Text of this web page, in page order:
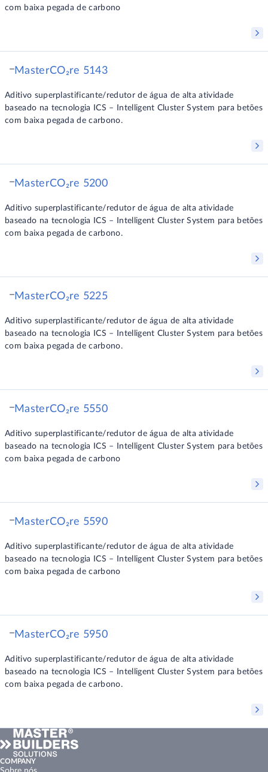
com baixa pegada de carbono
MasterCO₂re 5143
Aditivo superplastificante/redutor de água de alta atividade
baseado na tecnologia ICS – Intelligent Cluster System para betões
com baixa pegada de carbono.
MasterCO₂re 5200
Aditivo superplastificante/redutor de água de alta atividade
baseado na tecnologia ICS – Intelligent Cluster System para betões
com baixa pegada de carbono.
MasterCO₂re 5225
Aditivo superplastificante/redutor de água de alta atividade
baseado na tecnologia ICS – Intelligent Cluster System para betões
com baixa pegada de carbono.
MasterCO₂re 5550
Aditivo superplastificante/redutor de água de alta atividade
baseado na tecnologia ICS – Intelligent Cluster System para betões
com baixa pegada de carbono
MasterCO₂re 5590
Aditivo superplastificante/redutor de água de alta atividade
baseado na tecnologia ICS – Intelligent Cluster System para betões
com baixa pegada de carbono
MasterCO₂re 5950
Aditivo superplastificante/redutor de água de alta atividade
baseado na tecnologia ICS – Intelligent Cluster System para betões
com baixa pegada de carbono.
COMPANY